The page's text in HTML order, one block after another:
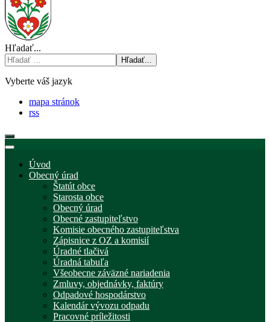
Hľadať...
Hľadať...
Vyberte váš jazyk
mapa stránok
rss
Úvod
Obecný úrad
Štatút obce
Starosta obce
Obecný úrad
Obecné zastupiteľstvo
Komisie obecného zastupiteľstva
Zápisnice z OZ a komisií
Úradné tlačivá
Úradná tabuľa
Všeobecne záväzné nariadenia
Zmluvy, objednávky, faktúry
Odpadové hospodárstvo
Kalendár vývozu odpadu
Pracovné príležitosti